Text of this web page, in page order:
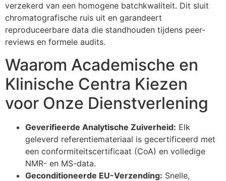
verzekerd van een homogene batchkwaliteit. Dit sluit
chromatografische ruis uit en garandeert
reproduceerbare data die standhouden tijdens peer-
reviews en formele audits.
Waarom Academische en
Klinische Centra Kiezen
voor Onze Dienstverlening
Geverifieerde Analytische Zuiverheid: Elk
geleverd referentiemateriaal is gecertificeerd met
een conformiteitscertificaat (CoA) en volledige
NMR- en MS-data.
Geconditioneerde EU-Verzending: Snelle,